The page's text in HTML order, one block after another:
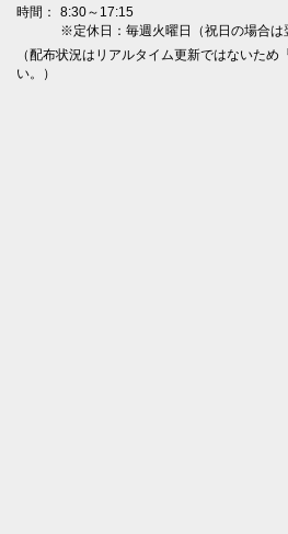
時間：
8:30～17:15
※定休日：毎週火曜日（祝日の場合は
（配布状況はリアルタイム更新ではないた
い。）